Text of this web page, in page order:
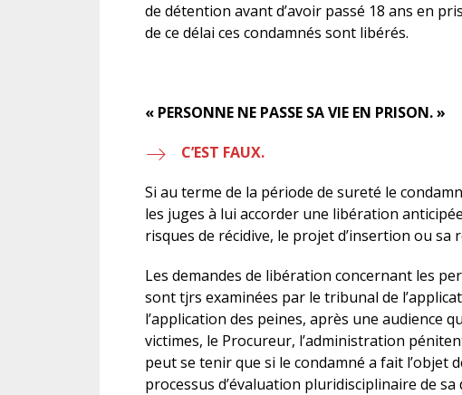
de détention avant d’avoir passé 18 ans en
de ce délai ces condamnés sont libérés.
« PERSONNE NE PASSE SA VIE EN PRISON. »
C’EST FAUX.
Si au terme de la période de sureté le
les juges à lui accorder une libération
risques de récidive, le projet d’insertion ou sa
Les demandes de libération concernant les
sont tjrs examinées par le tribunal de
l’application des peines, après une audience
victimes, le Procureur, l’administration
peut se tenir que si le condamné a fait l’objet
processus d’évaluation pluridisciplinaire de